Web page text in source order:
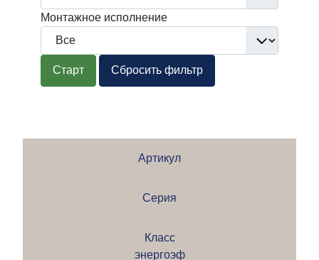
Монтажное исполнение
Старт Сбросить фильтр
Артикул
Серия
Класс
энергоэф